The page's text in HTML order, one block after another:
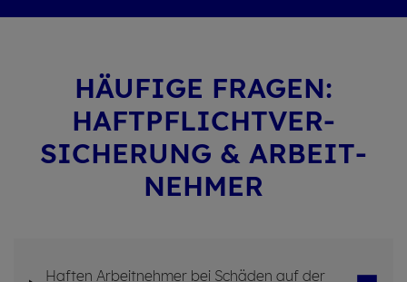
HÄU­FI­GE FRA­GEN:
HAFTPFLICHT­VER­
SICHERUNG & ARBEIT­
NEHMER
Haf­ten Ar­beit­neh­mer bei Schä­den auf der